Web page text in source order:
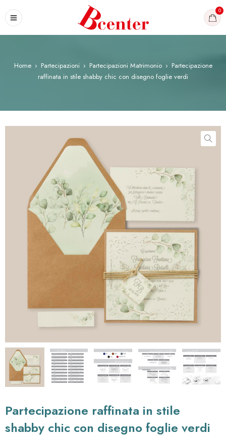
0
Home › Partecipazioni › Partecipazioni Matrimonio › Partecipazione
raffinata in stile shabby chic con disegno foglie verdi
partecipazione raffinata in stile
shabby chic con disegno foglie verdi